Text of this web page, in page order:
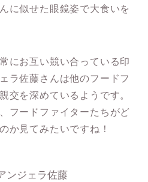
に似せた眼鏡姿で大食いを
にお互い競い合っている印
ラ佐藤さんは他のフードフ
交を深めているようです。
フードファイターたちがど
か見てみたいですね！
ンジェラ佐藤